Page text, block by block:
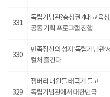
331
독립기념관?충청권 4대 교육
공동 기획 프로그램 진행
330
민족정신의 성지 ‘독립기념관’
컬처 즐긴다
329
잼버리 대원들 태극기 들고
독립기념관에서 대한민국